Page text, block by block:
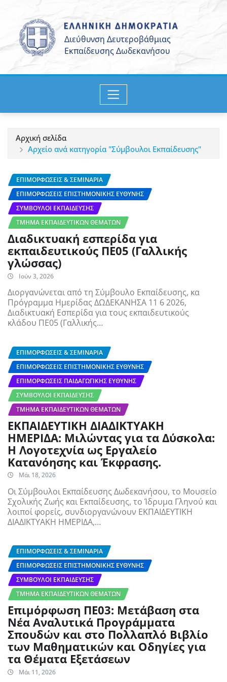
περιεχόμενο
Αρχική σελίδα
Αρχείο ανά κατηγορία "Σύμβουλοι Εκπαίδευσης"
ΕΠΙΜΟΡΦΏΣΕΙΣ & ΣΕΜΙΝΆΡΙΑ
ΕΠΙΜΟΡΦΏΣΕΙΣ ΕΠΙΣΤΗΜΟΝΙΚΉΣ ΕΥΘΎΝΗΣ
ΣΎΜΒΟΥΛΟΙ ΕΚΠΑΊΔΕΥΣΗΣ
ΤΜΉΜΑ ΕΚΠΑΙΔΕΥΤΙΚΏΝ ΘΕΜΆΤΩΝ
Διαδικτυακή εσπερίδα για
εκπαιδευτικούς ΠΕ05 (Γαλλικής
γλώσσας)
Ιούν 3, 2026
Διοργανώνεται από τη Σύμβουλο Εκπαίδευσης, κα
Πρόγραμμα Ημερίδας ΔΩΔΕΚΑΝΗΣΑ 11 6 2026,
Διαδικτυακή Εσπερίδα για τους εκπαιδευτικούς
κλάδου ΠΕ05 (Γαλλικής…
ΕΠΙΜΟΡΦΏΣΕΙΣ & ΣΕΜΙΝΆΡΙΑ
ΕΠΙΜΟΡΦΏΣΕΙΣ ΕΠΙΣΤΗΜΟΝΙΚΉΣ ΕΥΘΎΝΗΣ
ΕΠΙΜΟΡΦΏΣΕΙΣ ΠΑΙΔΑΓΩΓΙΚΉΣ ΕΥΘΎΝΗΣ
ΣΎΜΒΟΥΛΟΙ ΕΚΠΑΊΔΕΥΣΗΣ
ΤΜΉΜΑ ΕΚΠΑΙΔΕΥΤΙΚΏΝ ΘΕΜΆΤΩΝ
ΕΚΠΑΙΔΕΥΤΙΚΗ ΔΙΑΔΙΚΤΥΑΚΗ
ΗΜΕΡΙΔΑ: Μιλώντας για τα Δύσκολα:
Η Λογοτεχνία ως Εργαλείο
Κατανόησης και Έκφρασης.
Μάι 18, 2026
Οι Σύμβουλοι Εκπαίδευσης Δωδεκανήσου, το Μουσείο
Σχολικής Ζωής και Εκπαίδευσης, το Ίδρυμα Γληνού και
λοιποί φορείς, συνδιοργανώνουν ΕΚΠΑΙΔΕΥΤΙΚΗ
ΔΙΑΔΙΚΤΥΑΚΗ ΗΜΕΡΙΔΑ,…
ΕΠΙΜΟΡΦΏΣΕΙΣ & ΣΕΜΙΝΆΡΙΑ
ΕΠΙΜΟΡΦΏΣΕΙΣ ΕΠΙΣΤΗΜΟΝΙΚΉΣ ΕΥΘΎΝΗΣ
ΣΎΜΒΟΥΛΟΙ ΕΚΠΑΊΔΕΥΣΗΣ
ΤΜΉΜΑ ΕΚΠΑΙΔΕΥΤΙΚΏΝ ΘΕΜΆΤΩΝ
Επιμόρφωση ΠΕ03: Μετάβαση στα
Νέα Αναλυτικά Προγράμματα
Σπουδών και στο Πολλαπλό Βιβλίο
των Μαθηματικών και Οδηγίες για
τα Θέματα Εξετάσεων
Μάι 11, 2026